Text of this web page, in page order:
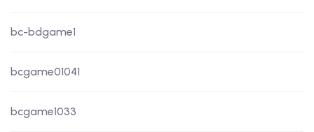
bc-bdgame1
bcgame01041
bcgame1033